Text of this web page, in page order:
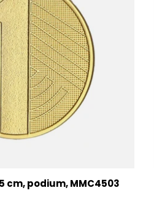
cm, podium, MMC4503